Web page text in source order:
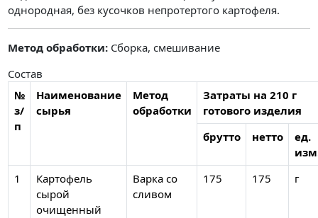
однородная, без кусочков непротертого картофеля.
Метод обработки: Сборка, смешивание
Состав
№
з/
п
Наименование
сырья
Метод
обработки
Затраты на 210 г
готового изделия
брутто
нетто
ед.
1
Картофель
сырой
очищенный
Варка со
сливом
175 175 г